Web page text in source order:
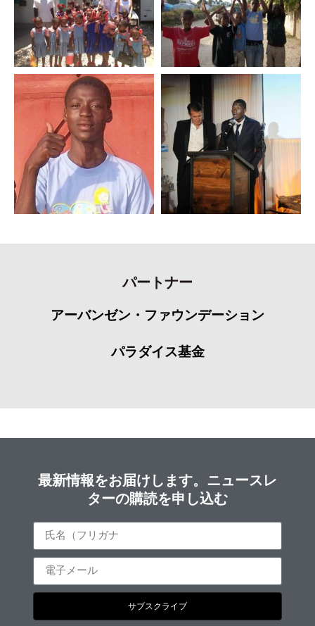
パートナー
アーバンゼン・ファウンデーション
パラダイス基金
最新情報をお届けします。ニュースレ
ターの購読を申し込む
サブスクライブ